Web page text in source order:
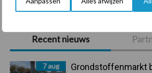
Primaire
Sidebar
Recent nieuws
7 aug
Grondstoffenmarkt